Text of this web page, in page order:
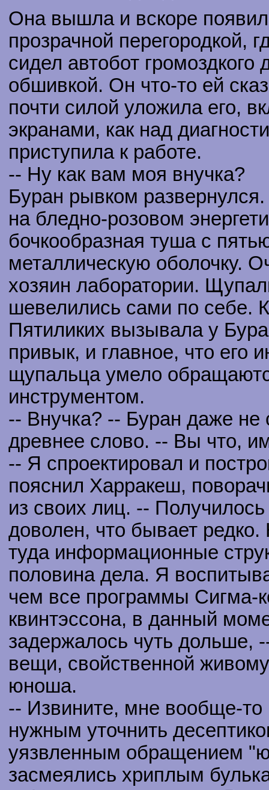
Она вышла и вскоре
прозрачной перегородкой,
сидел автобот громоздкого
обшивкой. Он что-то ей
почти силой уложила его,
экранами, как над
приступила к работе.
-- Ну как вам моя внучка?
Буран рывком
на бледно-розовом
бочкообразная туша с
металлическую оболочку.
хозяин лаборатории.
шевелились сами по себе.
Пятиликих вызывала у
привык, и главное, что его
щупальца умело
инструментом.
-- Внучка? -- Буран даже не
древнее слово. -- Вы что,
-- Я спроектировал и
пояснил Харракеш,
из своих лиц. --
доволен, что бывает
туда информационные
половина дела. Я
чем все программы Сигма-
квинтэссона, в данный
задержалось чуть дольше,
вещи, свойственной
юноша.
-- Извините, мне вообще-то
нужным уточнить
уязвленным обращением
засмеялись хриплым